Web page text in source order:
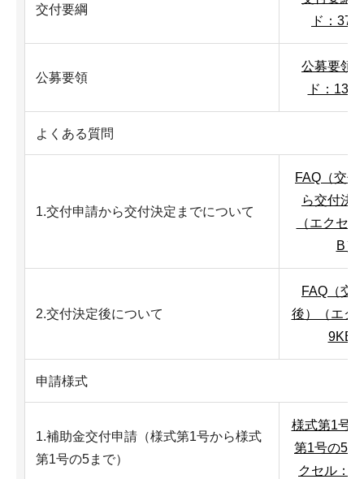
交付要綱
ド：
公募要領
公募要領
ド：
よくある質問
1.交付申請から交付決定までについて
FAQ（交付
ら交付決
（エクセ
B）
2.交付決定後について
FAQ（交
後）（エク
9KB
申請様式
1.補助金交付申請（様式第1号から様式
第1号の5まで）
様式第1号
第1号の5ま
クセル：